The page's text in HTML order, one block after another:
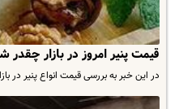
قیمت پنیر امروز در بازار
در این خبر به بررسی قیمت انواع پنیر در